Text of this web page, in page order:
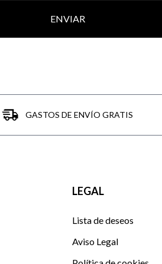
ENVIAR
GASTOS DE ENVÍO GRATIS
LEGAL
Lista de deseos
Aviso Legal